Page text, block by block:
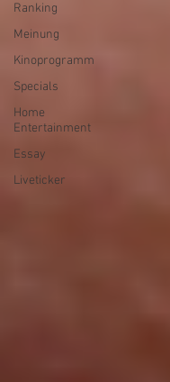
Ranking
Meinung
Kinoprogramm
Specials
Home
Entertainment
Essay
Liveticker